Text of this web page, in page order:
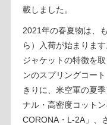
載しました。
2021年の春夏物は、
ら）入荷が始まりま
ジャケットの特徴を
ンのスプリングコー
きりに、米空軍の夏
ナル・高密度コット
CORONA・L-2A」、